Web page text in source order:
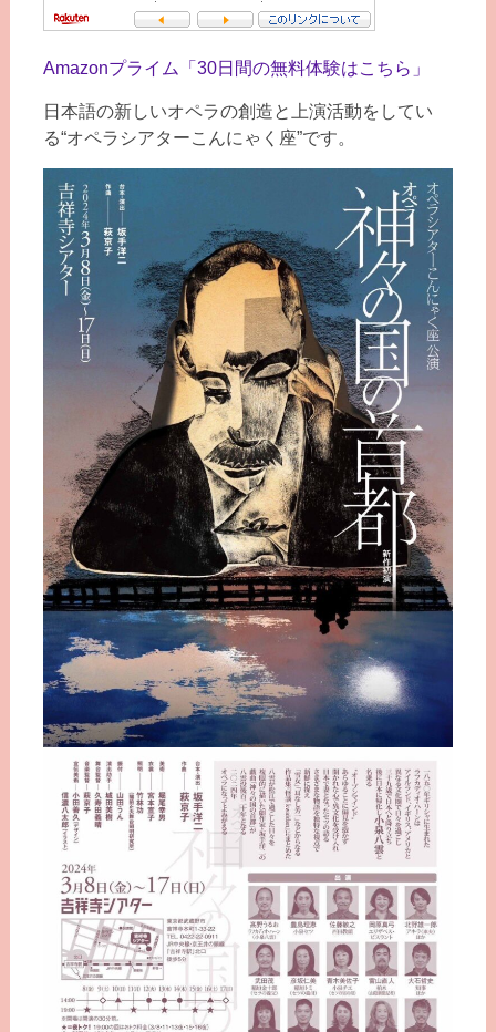
Amazonプライム「30日間の無料体験はこちら」
日本語の新しいオペラの創造と上演活動をしてい
る“オペラシアターこんにゃく座”です。